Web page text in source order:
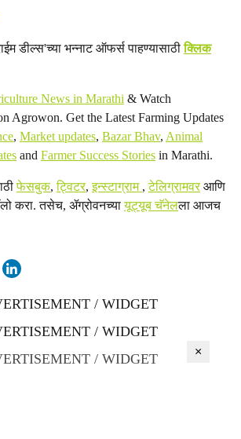
डील्स'च्या भन्नाट ऑफर्स पाहण्यासाठीक्लिक
News in Marathi & Watch
Agrowon. Get the Latest Farming Updates
, Market updates, Bazar Bhav, Animal
and Farmer Success Stories in Marathi.
फेसबुक,ट्विटर,इन्स्टाग्राम ,टेलिग्रामवरआणि
करा. तसेच, ॲग्रोवनच्यायूट्यूब चॅनेलला आजच
/ WIDGET
/ WIDGET
/ WIDGET
×